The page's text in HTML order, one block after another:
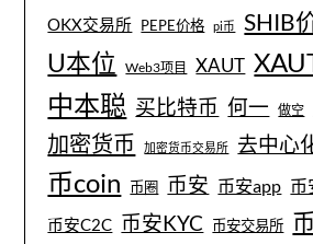
OKX交易所 PEPE价格 pi币 SHIB
U本位 Web3项目 XAUT
中本聪 买比特币 何一 做空
加密货币 加密货币交易所 去中心
币coin 币圈 币安 币安app 币
币安C2C 币安KYC 币安交易所